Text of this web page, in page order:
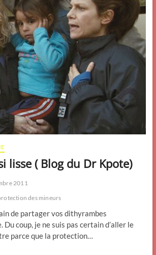
lisse ( Blog du Dr Kpote)
2011
des mineurs
de partager vos dithyrambes
Du coup, je ne suis pas certain d’aller le
parce que la protection…